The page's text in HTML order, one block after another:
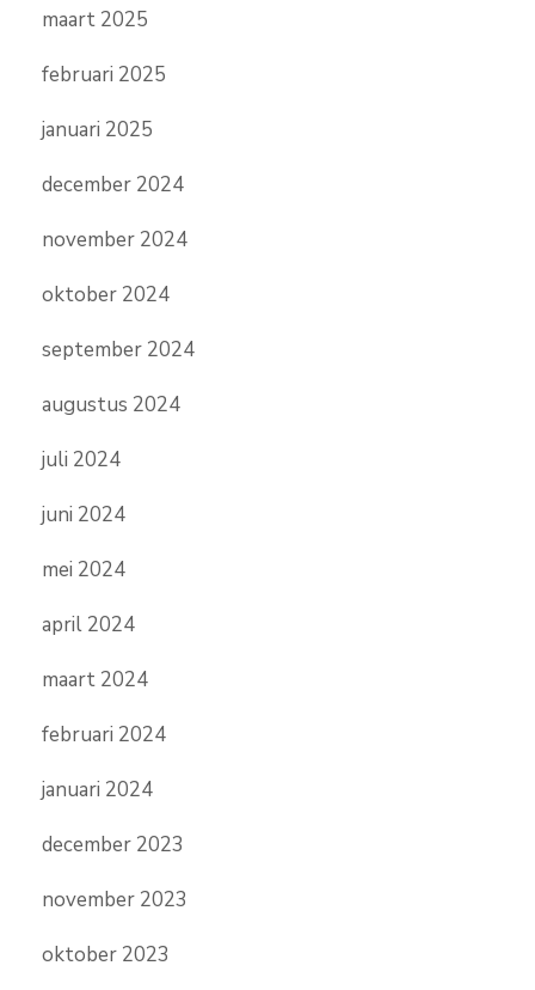
maart 2025
februari 2025
januari 2025
december 2024
november 2024
oktober 2024
september 2024
augustus 2024
juli 2024
juni 2024
mei 2024
april 2024
maart 2024
februari 2024
januari 2024
december 2023
november 2023
oktober 2023